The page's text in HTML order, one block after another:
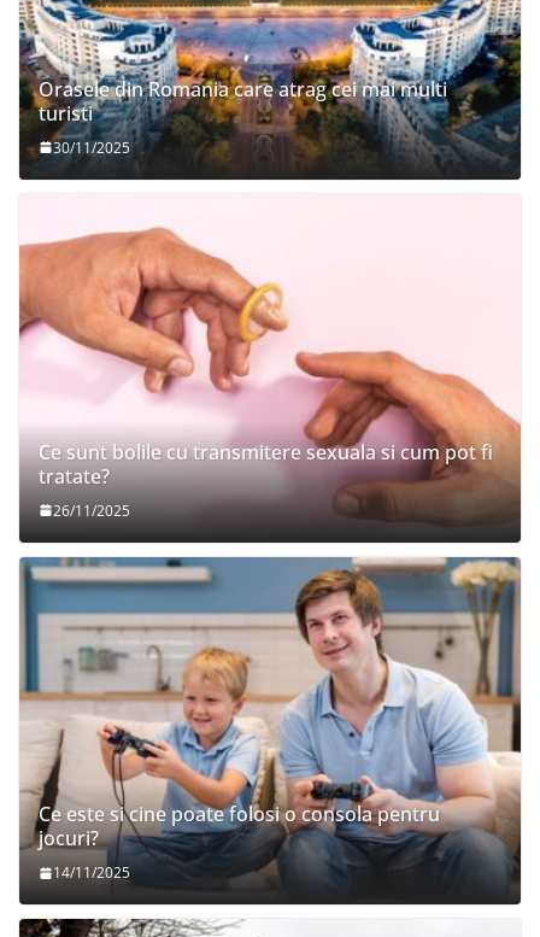
Orasele din Romania care atrag cei mai multi
turisti
30/11/2025
Ce sunt bolile cu transmitere sexuala si cum pot fi
tratate?
26/11/2025
Ce este si cine poate folosi o consola pentru
jocuri?
14/11/2025